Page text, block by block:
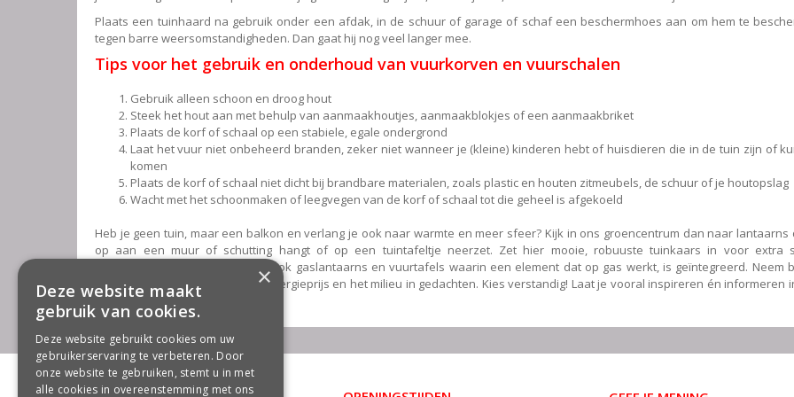
Plaats een tuinhaard na gebruik onder een afdak, in de schuur of garage of schaf een beschermhoes aan om hem te
tegen barre weersomstandigheden. Dan gaat hij nog veel langer mee.
Tips voor het gebruik en onderhoud van vuurkorven en vuurschalen
Gebruik alleen schoon en droog hout
Steek het hout aan met behulp van aanmaakhoutjes, aanmaakblokjes of een aanmaakbriket
Plaats de korf of schaal op een stabiele, egale ondergrond
Laat het vuur niet onbeheerd branden, zeker niet wanneer je (kleine) kinderen hebt of huisdieren die in de tuin zijn of
komen
Plaats de korf of schaal niet dicht bij brandbare materialen, zoals plastic en houten zitmeubels, de schuur of je houtopslag
Wacht met het schoonmaken of leegvegen van de korf of schaal tot die geheel is afgekoeld
Heb je geen tuin, maar een balkon en verlang je ook naar warmte en meer sfeer? Kijk in ons groencentrum dan naar lantaarns
op aan een muur of schutting hangt of op een tuintafeltje neerzet. Zet hier mooie, robuuste tuinkaars in voor extra
Tegenwoordig zijn er overigens ook gaslantaarns en vuurtafels waarin een element dat op gas werkt, is geïntegreerd. Neem
aanschaffen de aanschafprijs, energieprijs en het milieu in gedachten. Kies verstandig! Laat je vooral inspireren én informeren
groencentrum in Siddeburen.
×
Deze website maakt
gebruik van cookies.
Deze website gebruikt cookies om uw
gebruikerservaring te verbeteren. Door
onze website te gebruiken, stemt u in met
alle cookies in overeenstemming met ons